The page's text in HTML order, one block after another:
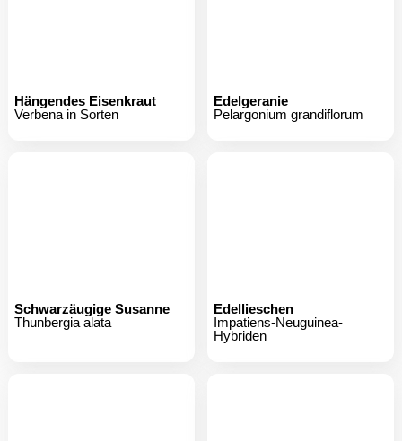
Hängendes Eisenkraut
Verbena in Sorten
Edelgeranie
Pelargonium grandiflorum
Schwarzäugige Susanne
Thunbergia alata
Edellieschen
Impatiens-Neuguinea-
Hybriden